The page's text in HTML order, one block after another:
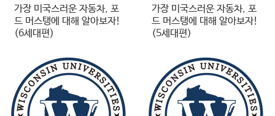
가장 미국스러운 자동차, 포
드 머스탱에 대해 알아보자!
(6세대편)
가장 미국스러운 자동차, 포
드 머스탱에 대해 알아보자!
(5세대편)